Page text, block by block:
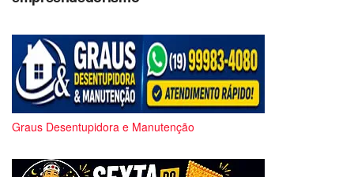
Graus Desentupidora e Manutenção